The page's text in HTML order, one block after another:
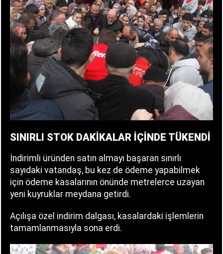
SINIRLI STOK DAKİKALAR İÇİNDE TÜKENDİ
İndirimli üründen satın almayı başaran sınırlı
sayıdaki vatandaş, bu kez de ödeme yapabilmek
için ödeme kasalarının önünde metrelerce uzayan
yeni kuyruklar meydana getirdi.
Açılışa özel indirim dalgası, kasalardaki işlemlerin
tamamlanmasıyla sona erdi.